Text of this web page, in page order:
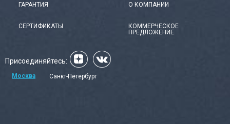
ГАРАНТИЯ
СЕРТИФИКАТЫ
О КОМПАНИИ
КОММЕРЧЕСКОЕ
ПРЕДЛОЖЕНИЕ
Присоединяйтесь:
Москва Санкт-Петербург